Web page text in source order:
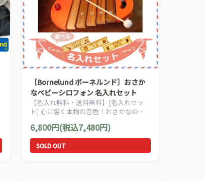
［Bornelund ボーネルンド］おさか
なベビーシロフォン 名入れセット
【名入れ無料・送料無料】[名入れセッ
ト] 心に響く本物の音色！おさかなの形
品です。
6,800円(税込7,480円)
SOLD OUT